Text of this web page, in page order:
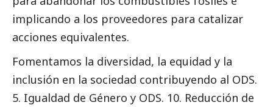
implicando a los proveedores para catalizar
acciones equivalentes.
Fomentamos la diversidad, la equidad y la
inclusión en la sociedad contribuyendo al ODS.
5. Igualdad de Género y ODS. 10. Reducción de